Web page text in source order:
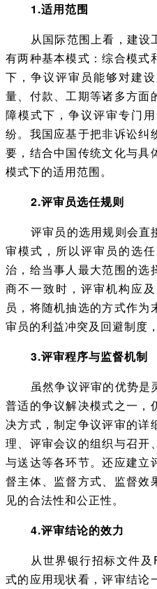
1.适用范围
从国际范围上看，建设
有两种基本模式：综合模式
下，争议评审员能够对建
量、付款、工期等诸多方面
障模式下，争议评审专门
纷。我国应基于把非诉讼纠
要，结合中国传统文化与具
模式下的适用范围。
2.评审员选任规则
评审员的选用规则会直
审模式，所以评审员的选
治，给当事人最大范围的选
商不一致时，评审机构应
员，将随机抽选的方式作
审员的利益冲突及回避制度
3.评审程序与监督机制
虽然争议评审的优势是
普适的争议解决模式之一，
决方式，制定争议评审的详
理、评审会议的组织与召开
与送达等各环节。还应建立
督主体、监督方式、监督效
见的合法性和公正性。
4.评审结论的效力
从世界银行招标文件
式的应用现状看，评审结论